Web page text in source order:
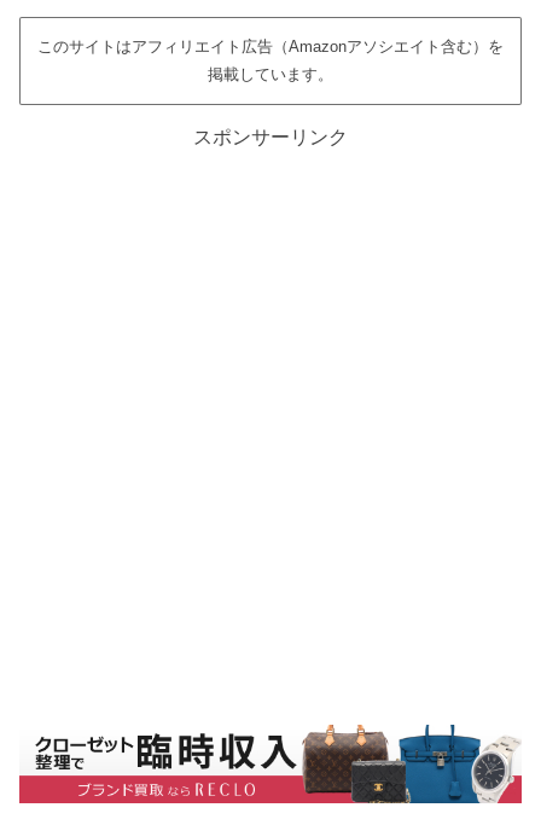
このサイトはアフィリエイト広告（Amazonアソシエイト含む）を
掲載しています。
スポンサーリンク